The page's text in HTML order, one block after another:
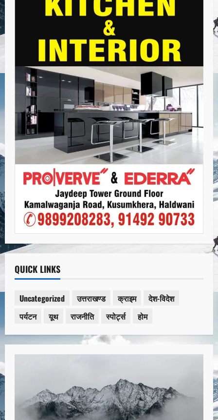
QUICK LINKS
Uncategorized उत्तराखण्ड क्राइम
देश-विदेश
पर्यटन
यूथ राजनीति स्पोर्ट्स होम